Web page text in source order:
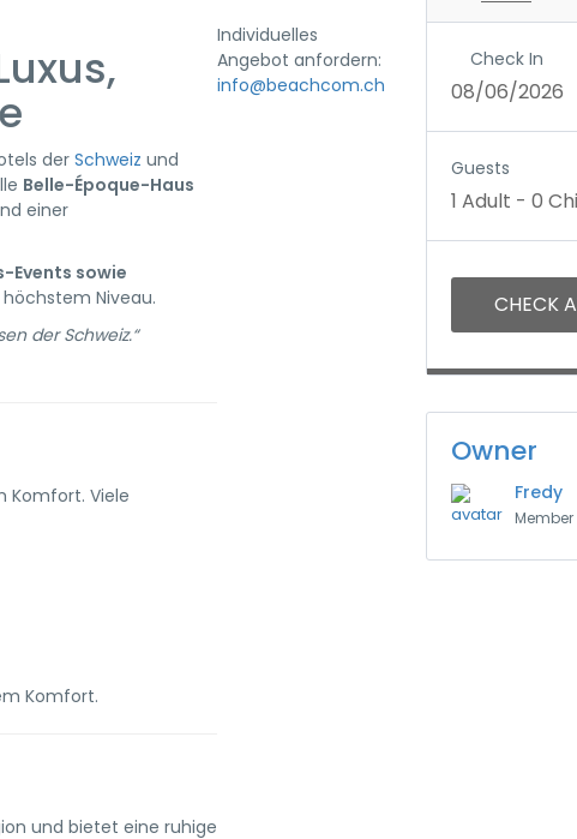
der Schweiz und
Belle-Époque-Haus
einer
Events sowie
Niveau.
der Schweiz.“
Komfort. Viele
Komfort.
und bietet eine ruhige
Individuelles
Angebot anfordern:
info@beachcom.ch
Check In
08/06/2026
Guests
1 Adult - 0
Owner
Fredy
Member